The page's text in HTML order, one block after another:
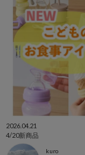
2026.04.21
4/20新商品
kuro